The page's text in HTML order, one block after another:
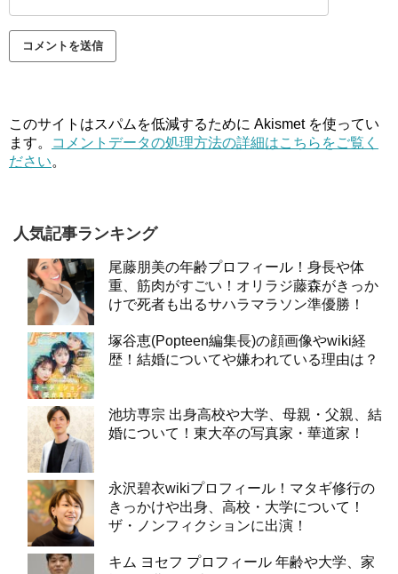
このサイトはスパムを低減するために Akismet を使ってい
ます。
コメントデータの処理方法の詳細はこちらをご覧く
ださい。
人気記事ランキング
尾藤朋美の年齢プロフィール！身長や体
重、筋肉がすごい！オリラジ藤森がきっか
けで死者も出るサハラマラソン準優勝！
塚谷恵(Popteen編集長)の顔画像やwiki経
歴！結婚についてや嫌われている理由は？
池坊専宗 出身高校や大学、母親・父親、結
婚について！東大卒の写真家・華道家！
永沢碧衣wikiプロフィール！マタギ修行の
きっかけや出身、高校・大学について！
ザ・ノンフィクションに出演！
キム ヨセフ プロフィール 年齢や大学、家